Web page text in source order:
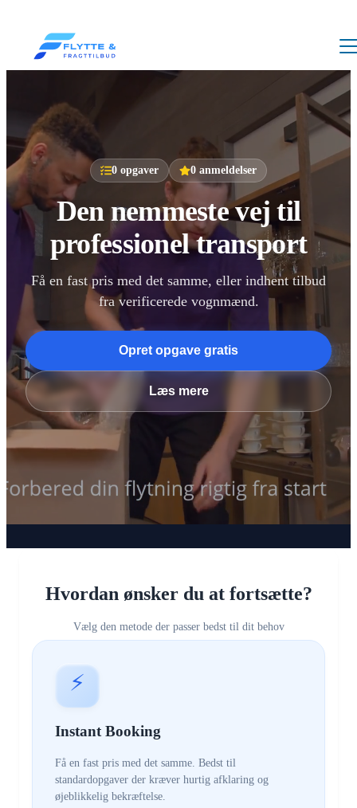
0 opgaver 0 anmeldelser
Den nemmeste vej til
professionel transport
Få en fast pris med det samme, eller indhent tilbud
fra verificerede vognmænd.
Opret opgave gratis
Læs mere
Hvordan ønsker du at fortsætte?
Vælg den metode der passer bedst til dit behov
⚡
Instant Booking
Få en fast pris med det samme. Bedst til
standardopgaver der kræver hurtig afklaring og
øjeblikkelig bekræftelse.